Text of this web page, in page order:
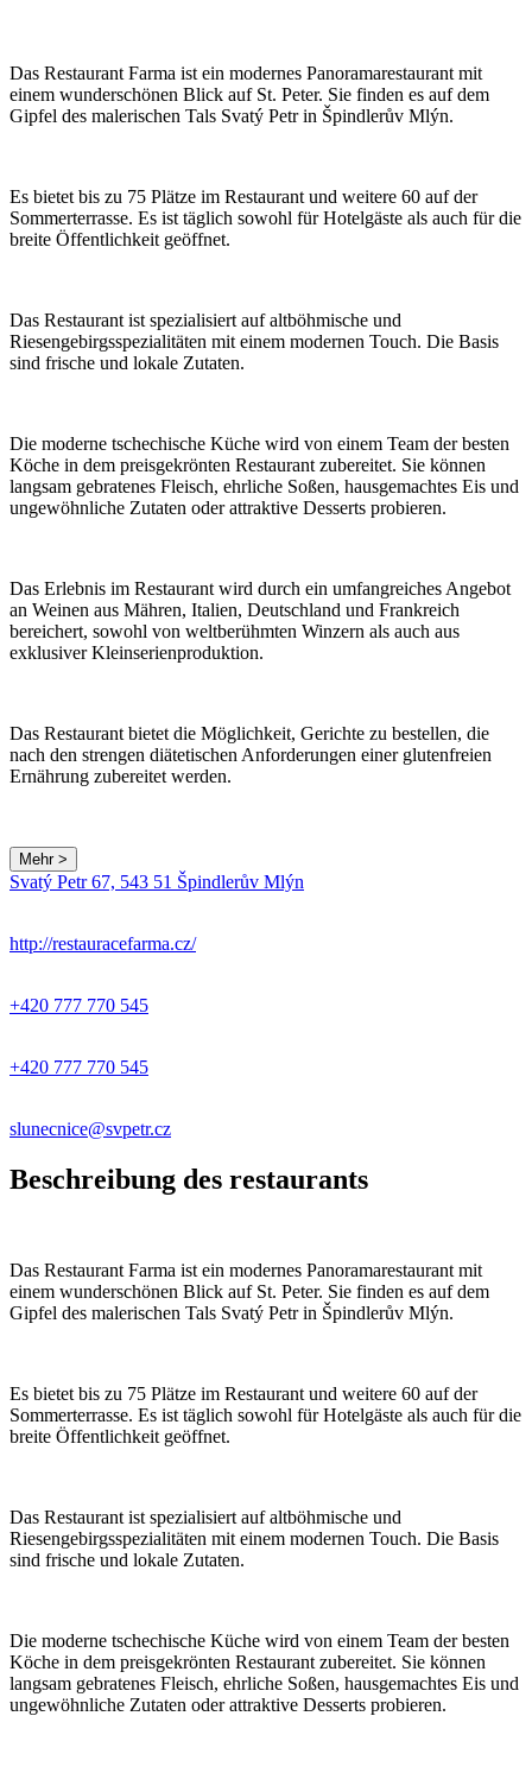
Das Restaurant Farma ist ein modernes Panoramarestaurant mit
einem wunderschönen Blick auf St. Peter. Sie finden es auf dem
Gipfel des malerischen Tals Svatý Petr in Špindlerův Mlýn.
Es bietet bis zu 75 Plätze im Restaurant und weitere 60 auf der
Sommerterrasse. Es ist täglich sowohl für Hotelgäste als auch für die
breite Öffentlichkeit geöffnet.
Das Restaurant ist spezialisiert auf altböhmische und
Riesengebirgsspezialitäten mit einem modernen Touch. Die Basis
sind frische und lokale Zutaten.
Die moderne tschechische Küche wird von einem Team der besten
Köche in dem preisgekrönten Restaurant zubereitet. Sie können
langsam gebratenes Fleisch, ehrliche Soßen, hausgemachtes Eis und
ungewöhnliche Zutaten oder attraktive Desserts probieren.
Das Erlebnis im Restaurant wird durch ein umfangreiches Angebot
an Weinen aus Mähren, Italien, Deutschland und Frankreich
bereichert, sowohl von weltberühmten Winzern als auch aus
exklusiver Kleinserienproduktion.
Das Restaurant bietet die Möglichkeit, Gerichte zu bestellen, die
nach den strengen diätetischen Anforderungen einer glutenfreien
Ernährung zubereitet werden.
Mehr >
Svatý Petr 67, 543 51 Špindlerův Mlýn
http://restauracefarma.cz/
+420 777 770 545
+420 777 770 545
slunecnice@svpetr.cz
Beschreibung des restaurants
Das Restaurant Farma ist ein modernes Panoramarestaurant mit
einem wunderschönen Blick auf St. Peter. Sie finden es auf dem
Gipfel des malerischen Tals Svatý Petr in Špindlerův Mlýn.
Es bietet bis zu 75 Plätze im Restaurant und weitere 60 auf der
Sommerterrasse. Es ist täglich sowohl für Hotelgäste als auch für die
breite Öffentlichkeit geöffnet.
Das Restaurant ist spezialisiert auf altböhmische und
Riesengebirgsspezialitäten mit einem modernen Touch. Die Basis
sind frische und lokale Zutaten.
Die moderne tschechische Küche wird von einem Team der besten
Köche in dem preisgekrönten Restaurant zubereitet. Sie können
langsam gebratenes Fleisch, ehrliche Soßen, hausgemachtes Eis und
ungewöhnliche Zutaten oder attraktive Desserts probieren.